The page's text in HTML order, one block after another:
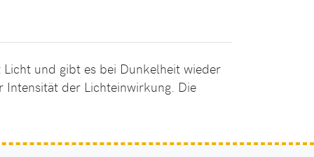
und gibt es bei Dunkelheit wieder
der Lichteinwirkung. Die